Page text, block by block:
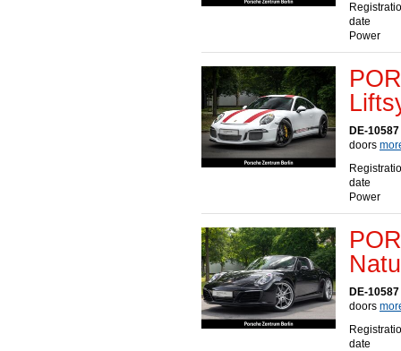
date
Power
DE-
doors
date
Power
DE-
doors
date